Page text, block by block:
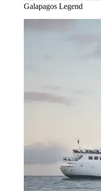
Galapagos Legend